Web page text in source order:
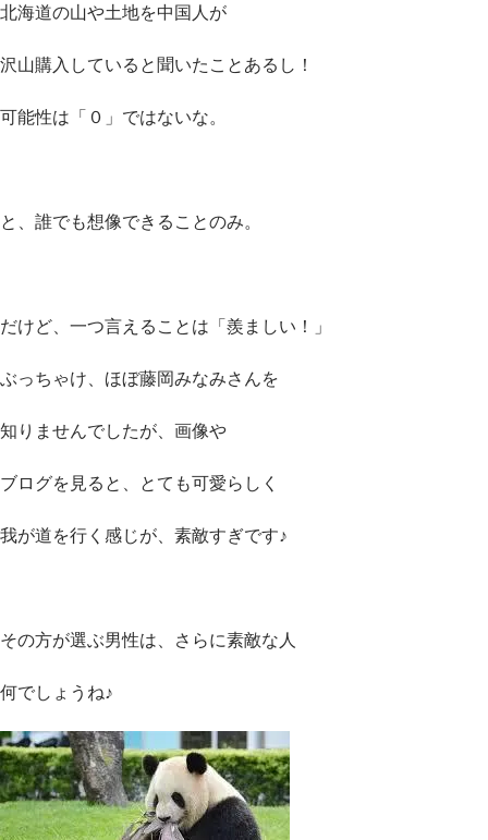
北海道の山や土地を中国人が
沢山購入していると聞いたことあるし！
可能性は「０」ではないな。
と、誰でも想像できることのみ。
だけど、一つ言えることは「羨ましい！」
ぶっちゃけ、ほぼ藤岡みなみさんを
知りませんでしたが、画像や
ブログを見ると、とても可愛らしく
我が道を行く感じが、素敵すぎです♪
その方が選ぶ男性は、さらに素敵な人
何でしょうね♪